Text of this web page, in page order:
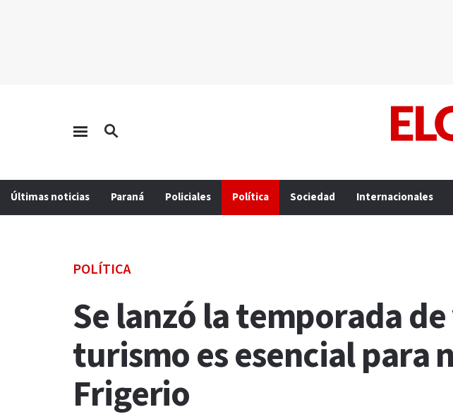
Últimas noticias Paraná Policiales Política Sociedad Internacionales
POLÍTICA
Se lanzó la temporada
turismo es esencial
Frigerio